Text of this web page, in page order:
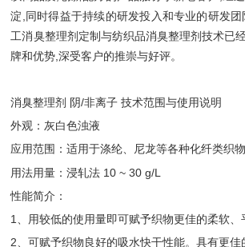
淀,同时得益于持续的研发投入和专业的研发
工消臭整理剂定制与纺织品消臭整理剂技术已
牌和优势,深受客户的推崇与好评。
消臭整理剂 阴/非离子 技术范围与使用说明
外观：灰白色浊液
应用范围：适用于涤纶、尼龙等各种化纤类织物
用法用量：浸轧法 10 ~ 30 g/L
性能简介：
1、用较低的使用量即可赋予织物更佳的柔软、
2、可赋予织物良好的吸水快干性能。具有更佳